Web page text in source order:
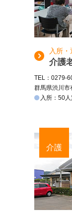
入所
介護
TEL：0279-
群馬県渋川市
入所：50
介護